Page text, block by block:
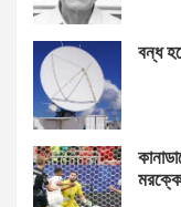
বন্ধ